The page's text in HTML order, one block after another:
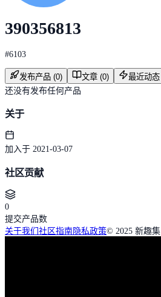
390356813
#6103
发布产品 (0) 文章 (0)
最近动态
还没有发布任何产品
关于
加入于 2021-03-07
社区贡献
0
提交产品数
关于我们 社区指南隐私政策© 2025 新趣集